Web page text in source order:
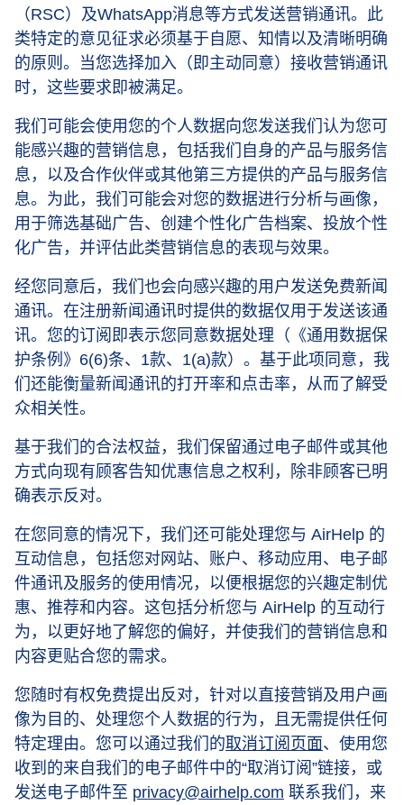
（RSC）及WhatsApp消息等方式发送营销通讯。此
类特定的意见征求必须基于自愿、知情以及清晰明确
的原则。当您选择加入（即主动同意）接收营销通讯
时，这些要求即被满足。
我们可能会使用您的个人数据向您发送我们认为您可
能感兴趣的营销信息，包括我们自身的产品与服务信
息，以及合作伙伴或其他第三方提供的产品与服务信
息。为此，我们可能会对您的数据进行分析与画像，
用于筛选基础广告、创建个性化广告档案、投放个性
化广告，并评估此类营销信息的表现与效果。
经您同意后，我们也会向感兴趣的用户发送免费新闻
通讯。在注册新闻通讯时提供的数据仅用于发送该通
讯。您的订阅即表示您同意数据处理（《通用数据保
护条例》6(6)条、1款、1(a)款）。基于此项同意，我
们还能衡量新闻通讯的打开率和点击率，从而了解受
众相关性。
基于我们的合法权益，我们保留通过电子邮件或其他
方式向现有顾客告知优惠信息之权利，除非顾客已明
确表示反对。
在您同意的情况下，我们还可能处理您与 AirHelp 的
互动信息，包括您对网站、账户、移动应用、电子邮
件通讯及服务的使用情况，以便根据您的兴趣定制优
惠、推荐和内容。这包括分析您与 AirHelp 的互动行
为，以更好地了解您的偏好，并使我们的营销信息和
内容更贴合您的需求。
您随时有权免费提出反对，针对以直接营销及用户画
像为目的、处理您个人数据的行为，且无需提供任何
特定理由。您可以通过我们的取消订阅页面、使用您
收到的来自我们的电子邮件中的“取消订阅”链接，或
发送电子邮件至 privacy@airhelp.com 联系我们，来